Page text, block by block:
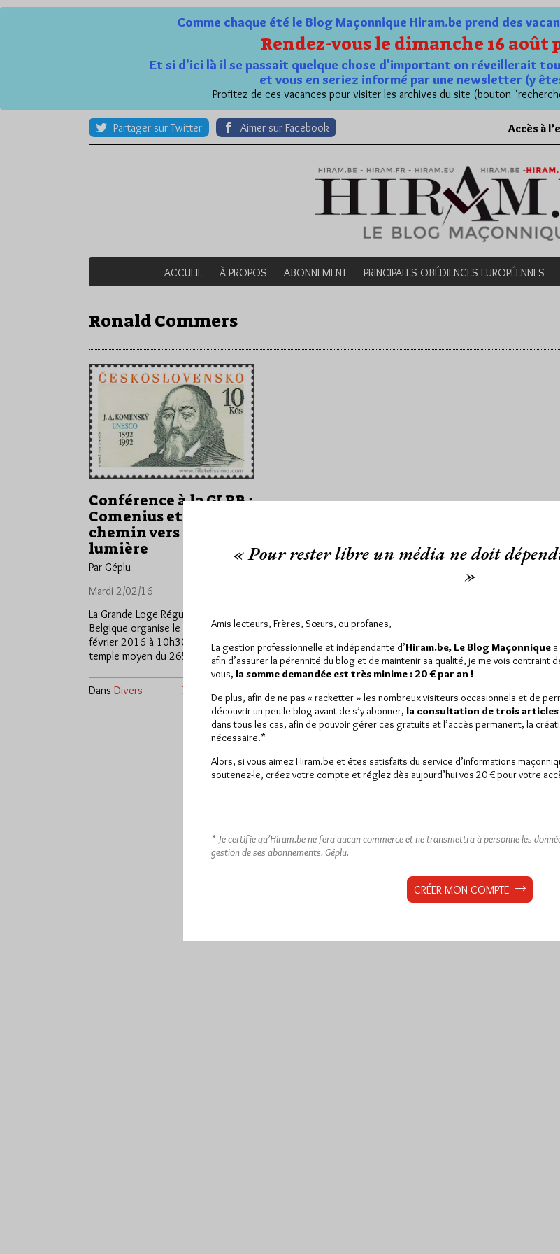
Comme chaque été le Blog Maçonnique Hiram.be prend des
Rendez-vous le dimanche 16 août
Et si d'ici là il se passait quelque chose d'important on réveillerait
et vous en seriez informé par une newsletter (y
Profitez de ces vacances pour visiter les archives du site (bouton
Partager sur Twitter Aimer sur Facebook Accès à
ACCUEIL À PROPOS ABONNEMENT PRINCIPALES OBÉDIENCES EUROPÉENNES
Ronald Commers
Conférence à la GLRB :
Comenius et le
chemin vers la
lumière
Par Géplu
Mardi 2/02/16
La Grande Loge Régulière de
Belgique organise le Samedi 27
février 2016 à 10h30 dans le
temple moyen du 265, rue…
Dans Divers 7 commentaires
« Pour rester libre un média ne doit
»
Amis lecteurs, Frères, Sœurs, ou profanes,
La gestion professionnelle et indépendante d’Hiram.be, Le Blog Maçonnique
afin d’assurer la pérennité du blog et de maintenir sa qualité, je me vois contraint
vous, la somme demandée est très minime : 20 € par an !
De plus, afin de ne pas « racketter » les nombreux visiteurs occasionnels et de
découvrir un peu le blog avant de s’y abonner, la consultation de trois
dans tous les cas, afin de pouvoir gérer ces gratuits et l’accès permanent, la
nécessaire.*
Alors, si vous aimez Hiram.be et êtes satisfaits du service d’informations
soutenez-le, créez votre compte et réglez dès aujourd’hui vos 20 € pour votre
* Je certifie qu’Hiram.be ne fera aucun commerce et ne transmettra à personne les
gestion de ses abonnements. Géplu.
CRÉER MON COMPTE